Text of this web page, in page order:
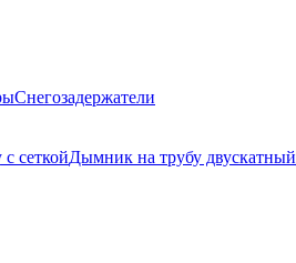
Снегозадержатели
сеткойДымник на трубу двускатный